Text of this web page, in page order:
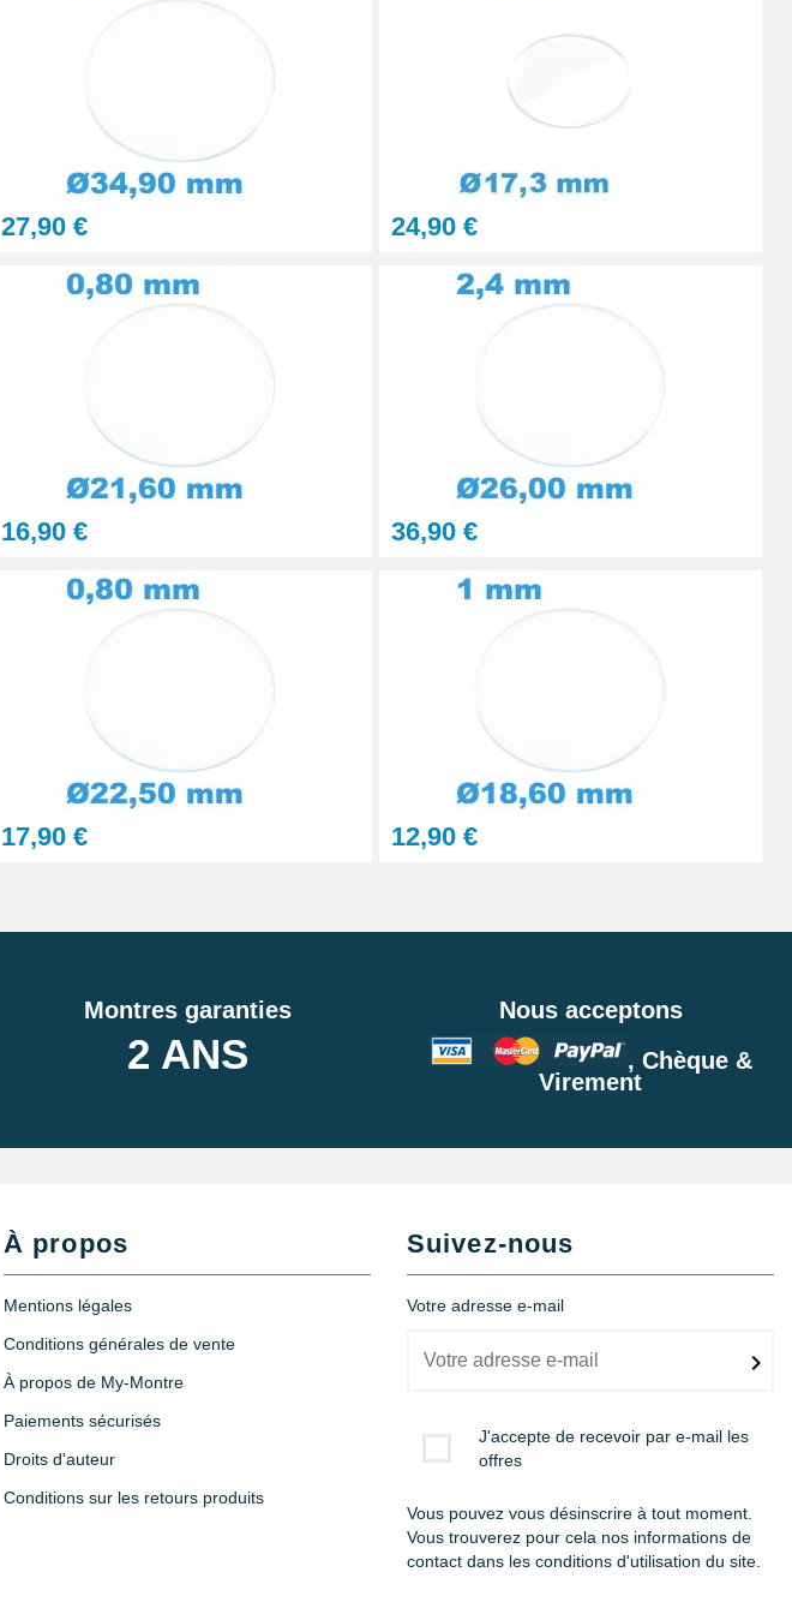
Ajouter au panier
27,90 € 24,90 €
16,90 € 36,90 €
17,90 € 12,90 €
Montres garanties
2 ANS
Nous acceptons
, Chèque &
Virement
À propos
Mentions légales
Conditions générales de vente
À propos de My-Montre
Paiements sécurisés
Droits d'auteur
Conditions sur les retours produits
Suivez-nous
Votre adresse e-mail
J'accepte de recevoir par e-mail les
offres
Vous pouvez vous désinscrire à tout moment.
Vous trouverez pour cela nos informations de
contact dans les conditions d'utilisation du site.